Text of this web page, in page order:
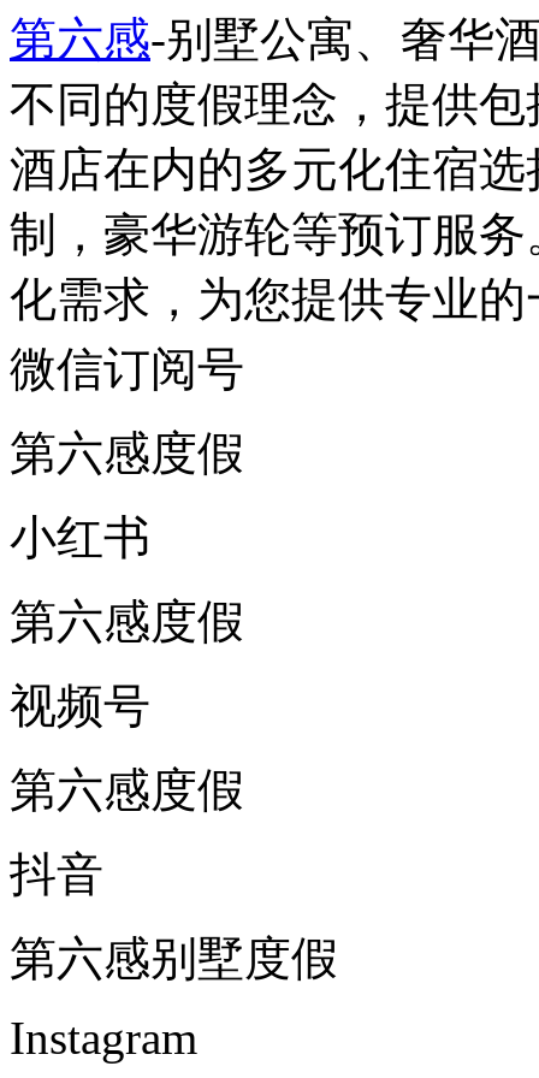
第六感-别墅公寓、奢华
不同的度假理念，提供
酒店在内的多元化住宿
制，豪华游轮等预订服
化需求，为您提供专业
微信订阅号
第六感度假
小红书
第六感度假
视频号
第六感度假
抖音
第六感别墅度假
Instagram